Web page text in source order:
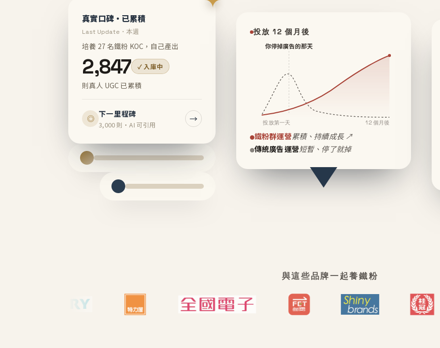
真實口碑・已累積
Last Update・本週
培養 27 名鐵粉 KOC，自己產出
2,847 ✓ 入庫中
則真人 UGC 已累積
◎ 下一里程碑
3,000 則・AI 可引用
→
投放 12 個月後
你停掉廣告的那天
投放第一天 12 個月後
鐵粉群運營累積、持續成長 ↗
傳統廣告運營短暫、停了就掉
與這些品牌一起養鐵粉